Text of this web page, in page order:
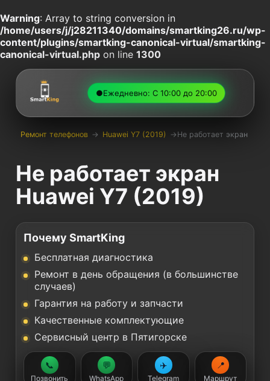
Warning: Array to string conversion in
/home/users/j/j28211340/domains/smartking26.ru/wp-
content/plugins/smartking-canonical-virtual/smartking-
canonical-virtual.php on line 1300
●Ежедневно: С 10:00 до 20:00
Ремонт телефонов → Huawei Y7 (2019) → Не работает экран
Не работает экран
Huawei Y7 (2019)
Почему SmartKing
Бесплатная диагностика
Ремонт в день обращения (в большинстве
случаев)
Гарантия на работу и запчасти
Качественные комплектующие
Сервисный центр в Пятигорске
📞
Позвонить
💬
WhatsApp
✈️
Telegram
📍
Маршрут